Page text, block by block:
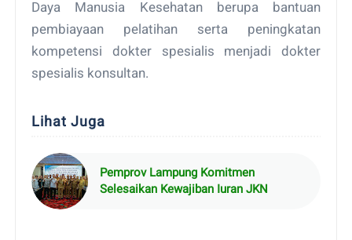
Daya Manusia Kesehatan berupa bantuan
pembiayaan pelatihan serta peningkatan
kompetensi dokter spesialis menjadi dokter
spesialis konsultan.
Lihat Juga
Pemprov Lampung Komitmen
Selesaikan Kewajiban Iuran JKN